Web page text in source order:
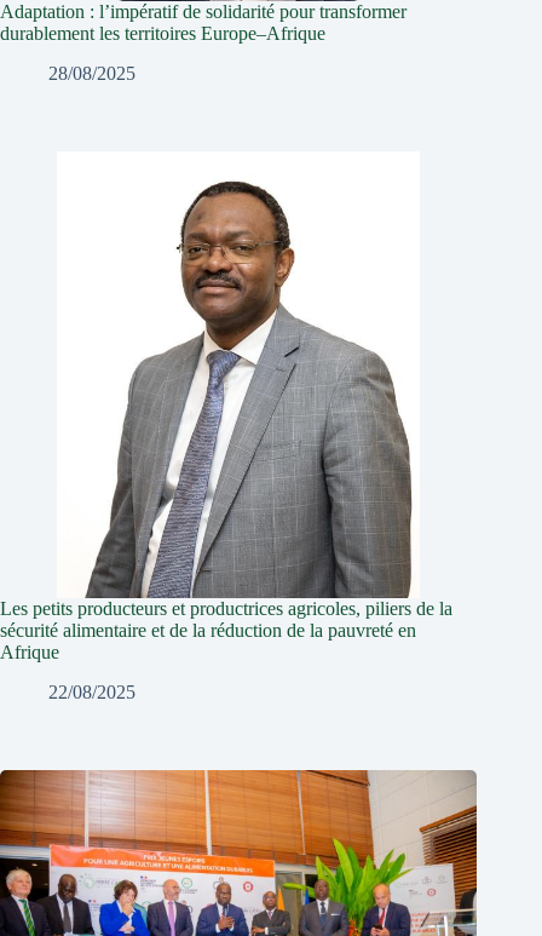
Adaptation : l’impératif de solidarité pour transformer
durablement les territoires Europe–Afrique
28/08/2025
Les petits producteurs et productrices agricoles, piliers de la
sécurité alimentaire et de la réduction de la pauvreté en
Afrique
22/08/2025